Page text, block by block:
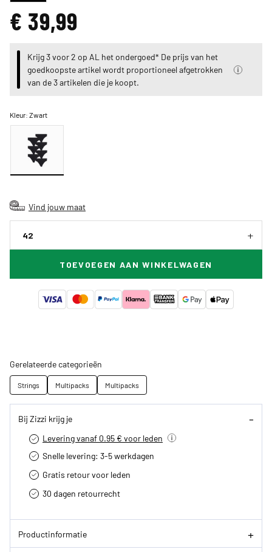
€ 39,99
Krijg 3 voor 2 op AL het ondergoed* De prijs van het
goedkoopste artikel wordt proportioneel afgetrokken
van de 3 artikelen die je koopt.
Kleur:Zwart
Vind jouw maat
42
TOEVOEGEN AAN WINKELWAGEN
Gerelateerde categorieën
Strings Multipacks Multipacks
Bij Zizzi krijg je
Levering vanaf 0.95 € voor leden
Snelle levering: 3-5 werkdagen
Gratis retour voor leden
30 dagen retourrecht­
Productinformatie